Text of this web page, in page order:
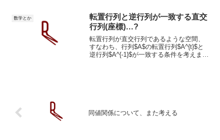
数学とか
転置行列と逆行列が一致する直交
行列(座標)…?
転置行列が直交行列であるような空間、
すなわち、行列$A$の転置行列$A^{t}$と
逆行列$A^{-1}$が一致する条件を考えま
同値関係について、また考える